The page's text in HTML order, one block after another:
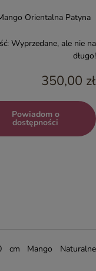
Orientalna Patyna
Wyprzedane, ale nie na
długo!
350,00 zł
Powiadom o
dostępności
cm Mango Naturalne